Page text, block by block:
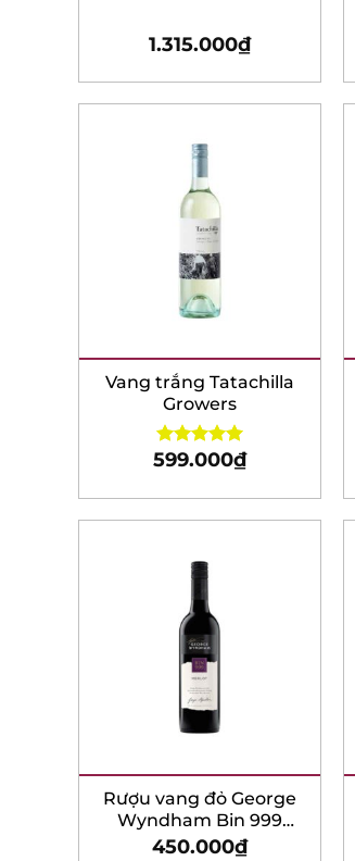
1.315.000₫
Vang trắng Tatachilla
Growers
Rated5.00
599.000₫
Rượu vang đỏ George
Wyndham Bin 999
Merlot – 750ml
450.000₫